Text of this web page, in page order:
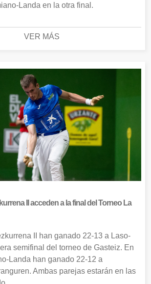
Landa en la otra final.
VER MÁS
II acceden a la final del Torneo La
II han ganado 22-13 a Laso-
semifinal del torneo de Gasteiz. En
Landa han ganado 22-12 a
Ambas parejas estarán en las